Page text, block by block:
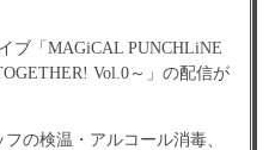
ブ「MAGiCAL PUNCHLiNE
Vol.0～」の配信が
の検温・アルコール消毒、